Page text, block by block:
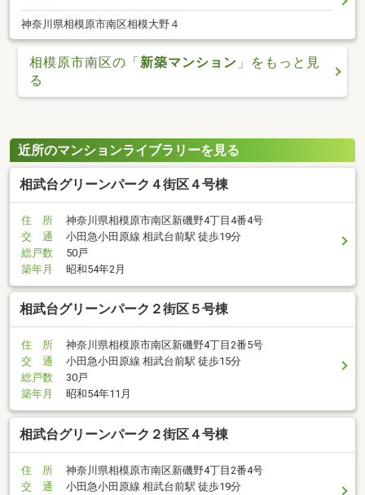
神奈川県相模原市南区相模大野４
相模原市南区の「新築マンション 」をもっと見
る
近所のマンションライブラリーを見る
相武台グリーンパーク４街区４号棟
住 所
神奈川県相模原市南区新磯野4丁目4番4号
交 通
小田急小田原線 相武台前駅 徒歩19分
総戸数
50戸
築年月
昭和54年2月
相武台グリーンパーク２街区５号棟
住 所
神奈川県相模原市南区新磯野4丁目2番5号
交 通
小田急小田原線 相武台前駅 徒歩15分
総戸数
30戸
築年月
昭和54年11月
相武台グリーンパーク２街区４号棟
住 所
神奈川県相模原市南区新磯野4丁目2番4号
交 通
小田急小田原線 相武台前駅 徒歩19分